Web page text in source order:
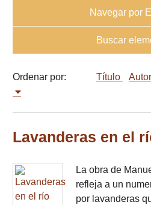
Navegar por
Buscar
Ordenar por: Título Autor
Lavanderas en el
La obra de
refleja a un
por lavanderas